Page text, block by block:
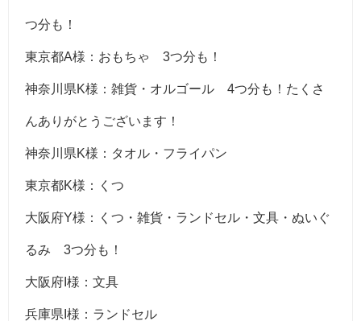
つ分も！
東京都A様：おもちゃ 3つ分も！
神奈川県K様：雑貨・オルゴール 4つ分も！たくさ
んありがとうございます！
神奈川県K様：タオル・フライパン
東京都K様：くつ
大阪府Y様：くつ・雑貨・ランドセル・文具・ぬいぐ
るみ 3つ分も！
大阪府I様：文具
兵庫県I様：ランドセル